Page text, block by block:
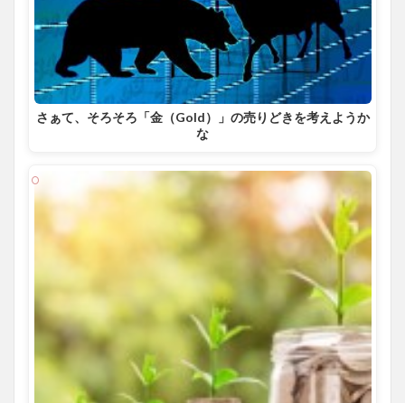
さぁて、そろそろ「金（Gold）」の売りどきを考えようか
な